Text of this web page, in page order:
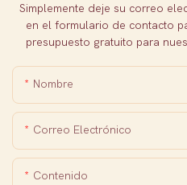
Simplemente deje su correo
en el formulario de contacto
presupuesto gratuito para
Nombre
Correo Electrónico
Contenido